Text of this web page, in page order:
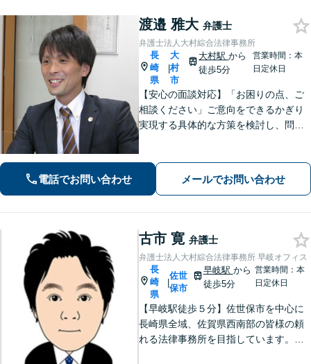
渡邉 雅大 弁護士
弁護士法人大村綜合法律事務所
長
崎
県
|
大
村
市
大村駅から
徒歩5分
営業時間：本
日定休日
【安心の面談対応】「お困りの点、ご
相談ください」ご意向をできるかぎり
実現する具体的な方策を検討し、問題
知し、予防する方策を提供します【子
連れ相談可】
電話でお問い合わせ メールでお問い合わせ
古市 寛 弁護士
弁護士法人大村綜合法律事務所 早岐オフィス
長
崎
県
|
佐世
保市
早岐駅 から
徒歩5分
営業時間：本
日定休日
【早岐駅徒歩５分】佐世保市を中心に
長崎県全域、佐賀県西南部の皆様の頼
れる法律事務所を目指しています。相